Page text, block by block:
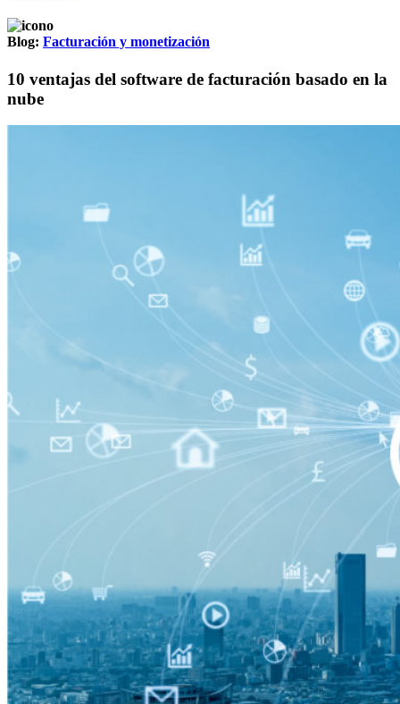
Blog: Facturación y monetización
10 ventajas del software de facturación basado en la
nube